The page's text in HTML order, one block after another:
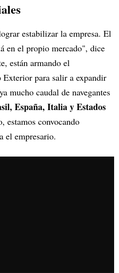
estabilizar la empresa. El
en el propio mercado", dice
están armando el
para salir a expandir
mucho caudal de navegantes
España, Italia y Estados
estamos convocando
el empresario.